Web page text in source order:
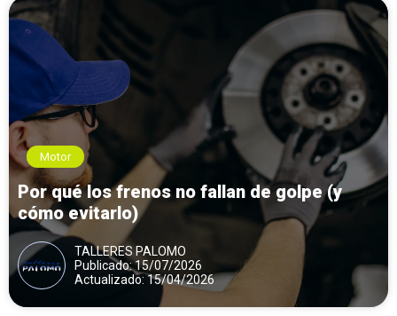
Motor
Por qué los frenos no fallan de golpe (y
cómo evitarlo)
TALLERES PALOMO
Publicado: 15/07/2026
Actualizado: 15/04/2026